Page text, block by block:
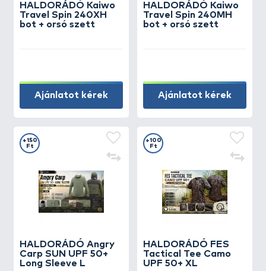
HALDORÁDÓ Kaiwo
Travel Spin 240XH
bot + orsó szett
Ajánlatot kérek
HALDORÁDÓ Kaiwo
Travel Spin 240MH
bot + orsó szett
Ajánlatot kérek
HALDORÁDÓ Angry
Carp SUN UPF 50+
Long Sleeve L
+150
Ft
HALDORÁDÓ FES
Tactical Tee Camo
UPF 50+ XL
+100
Ft